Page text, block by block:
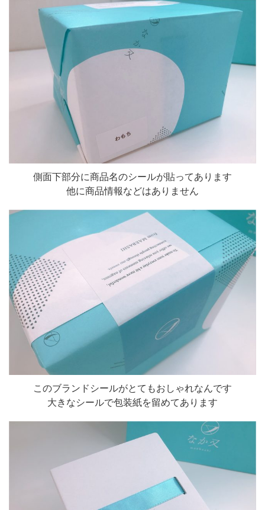
側面下部分に商品名のシールが貼ってあります
他に商品情報などはありません
このブランドシールがとてもおしゃれなんです
大きなシールで包装紙を留めてあります